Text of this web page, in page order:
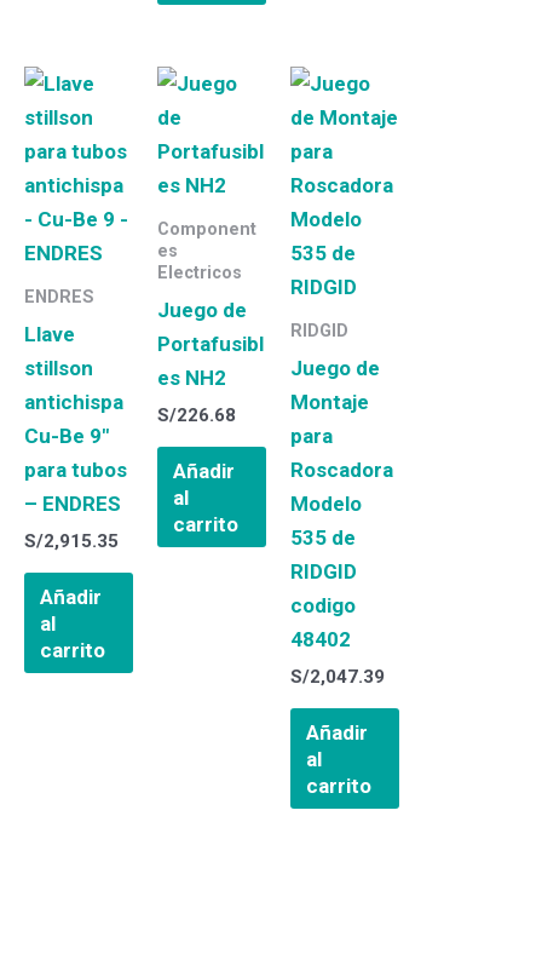
ENDRES
Llave
stillson
antichispa
Cu-Be 9″
para tubos
– ENDRES
S/2,915.35
Añadir
al
carrito
Component
es
Electricos
Juego de
Portafusibl
es NH2
S/226.68
Añadir
al
carrito
RIDGID
​Juego de
Montaje
para
Roscadora
Modelo
535 de
RIDGID
codigo
48402
S/2,047.39
Añadir
al
carrito